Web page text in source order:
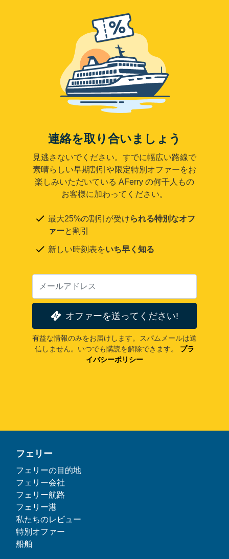
連絡を取り合いましょう
見逃さないでください。すでに幅広い路線で
素晴らしい早期割引や限定特別オファーをお
楽しみいただいている AFerry の何千人もの
お客様に加わってください。
最大25%の割引が受けられる特別なオフ
ァーと割引
新しい時刻表をいち早く知る
オファーを送ってください!
有益な情報のみをお届けします。スパムメールは送
信しません。いつでも購読を解除できます。
プラ
イバシーポリシー
フェリー
フェリーの目的地
フェリー会社
フェリー航路
フェリー港
私たちのレビュー
特別オファー
船舶